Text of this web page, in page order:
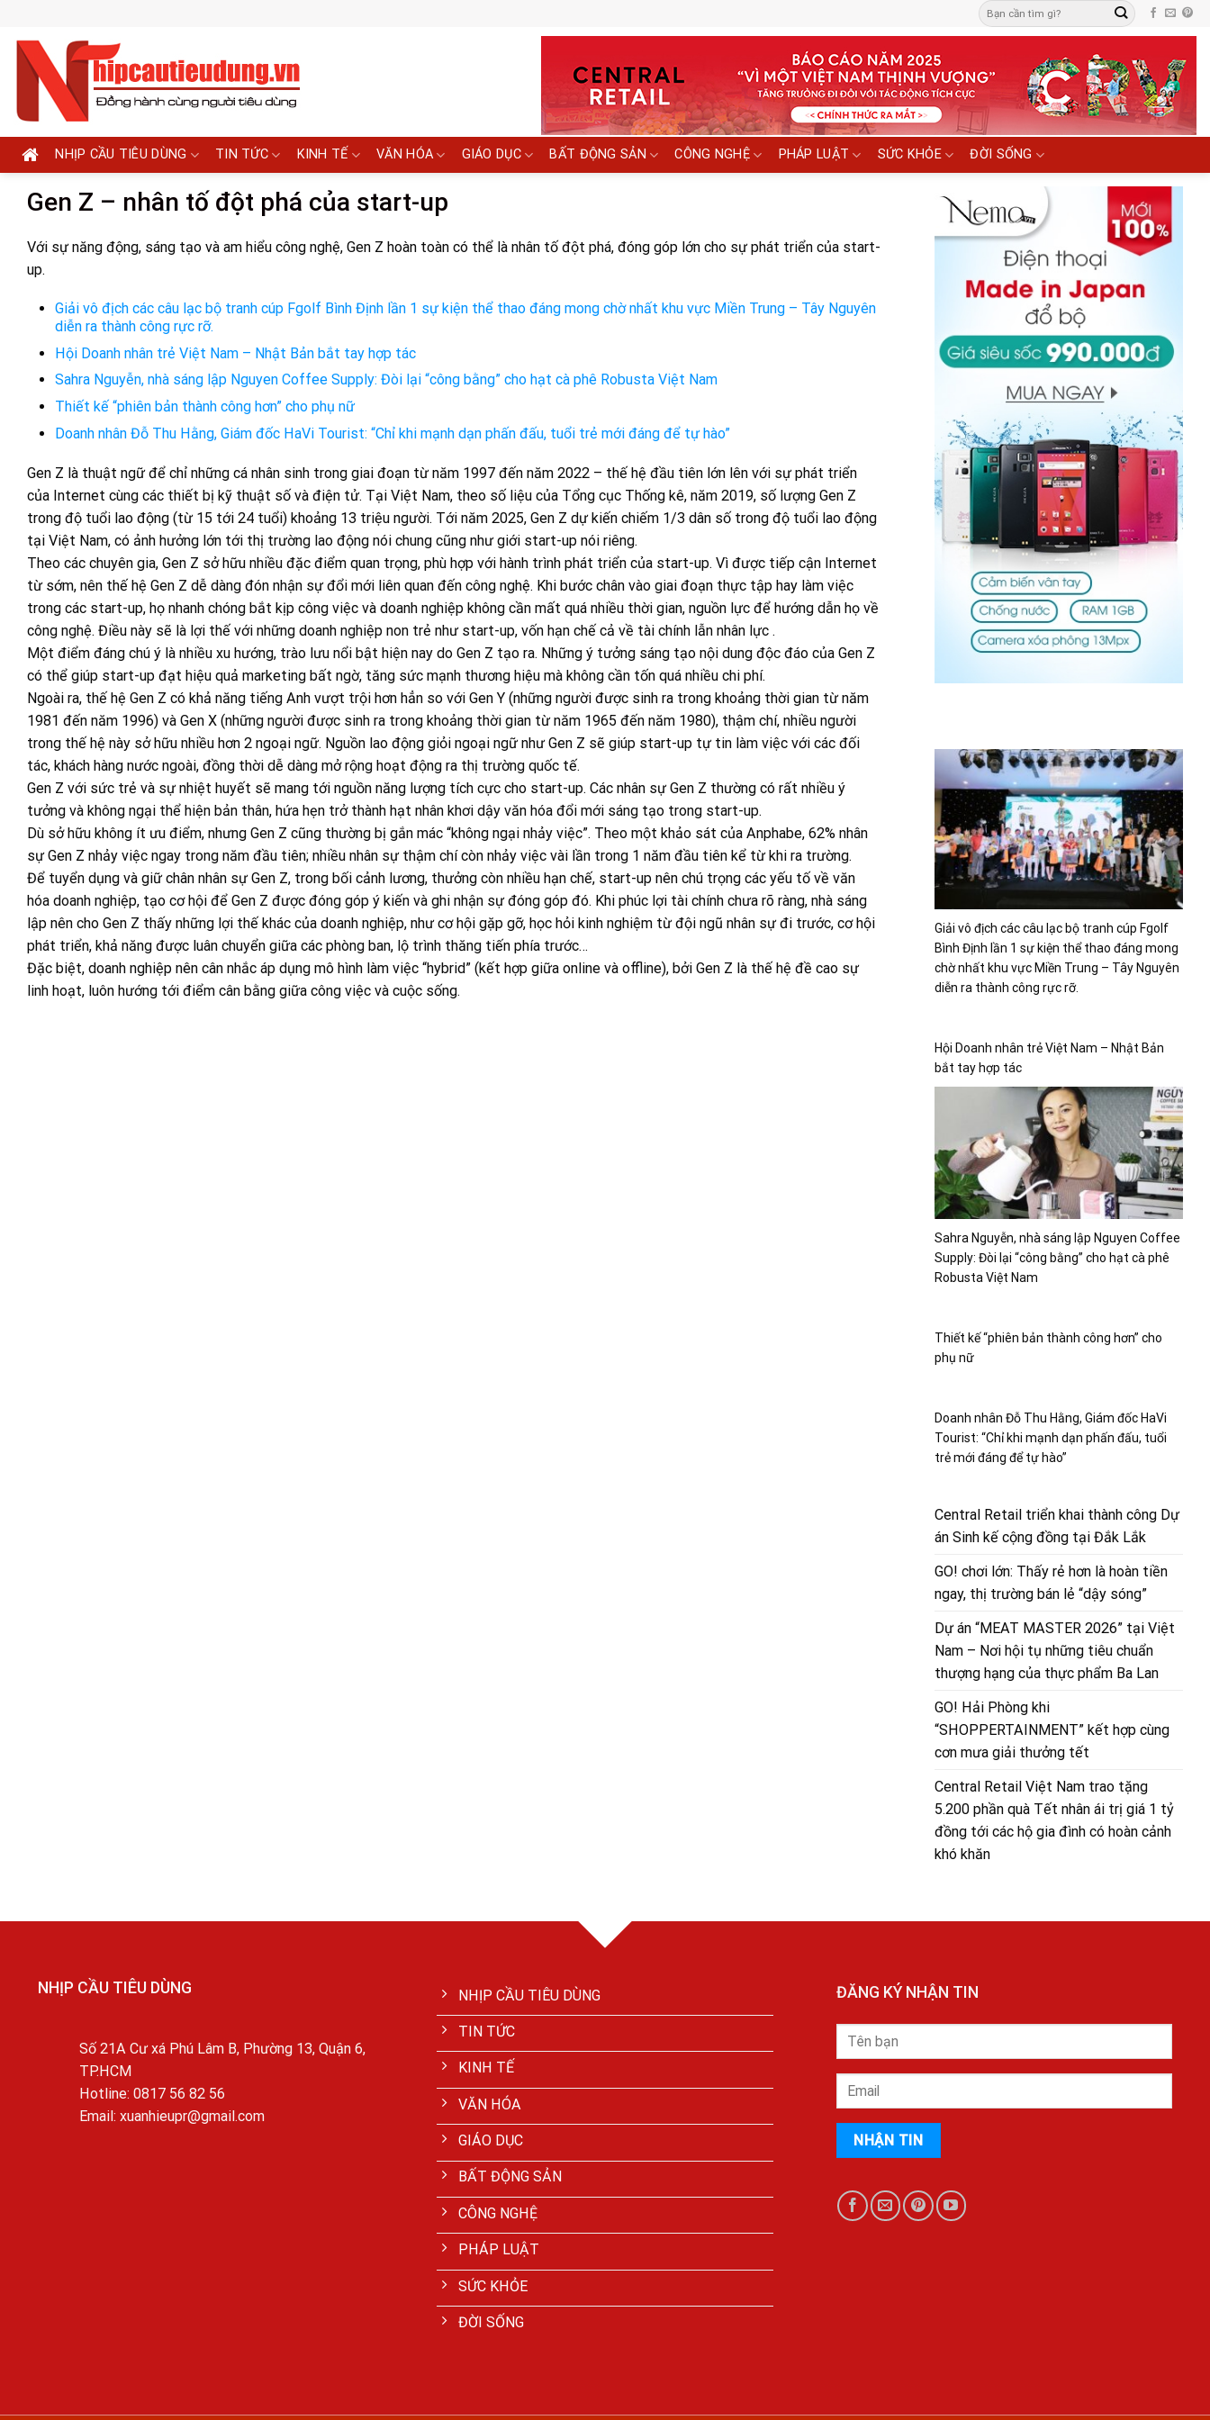
content
NHỊP CẦU TIÊU DÙNG TIN TỨC KINH TẾ VĂN HÓA GIÁO DỤC BẤT ĐỘNG SẢN CÔNG NGHỆ PHÁP LUẬT SỨC KHỎE ĐỜI SỐNG
Gen Z – nhân tố đột phá của start-up
Với sự năng động, sáng tạo và am hiểu công nghệ, Gen Z hoàn toàn có thể là nhân tố đột phá, đóng góp lớn cho sự phát triển của start-
up.
Giải vô địch các câu lạc bộ tranh cúp Fgolf Bình Định lần 1 sự kiện thể thao đáng mong chờ nhất khu vực Miền Trung – Tây Nguyên
diễn ra thành công rực rỡ.
Hội Doanh nhân trẻ Việt Nam – Nhật Bản bắt tay hợp tác
Sahra Nguyễn, nhà sáng lập Nguyen Coffee Supply: Đòi lại “công bằng” cho hạt cà phê Robusta Việt Nam
Thiết kế “phiên bản thành công hơn” cho phụ nữ
Doanh nhân Đỗ Thu Hằng, Giám đốc HaVi Tourist: “Chỉ khi mạnh dạn phấn đấu, tuổi trẻ mới đáng để tự hào”
Gen Z là thuật ngữ để chỉ những cá nhân sinh trong giai đoạn từ năm 1997 đến năm 2022 – thế hệ đầu tiên lớn lên với sự phát triển
của Internet cùng các thiết bị kỹ thuật số và điện tử. Tại Việt Nam, theo số liệu của Tổng cục Thống kê, năm 2019, số lượng Gen Z
trong độ tuổi lao động (từ 15 tới 24 tuổi) khoảng 13 triệu người. Tới năm 2025, Gen Z dự kiến chiếm 1/3 dân số trong độ tuổi lao động
tại Việt Nam, có ảnh hưởng lớn tới thị trường lao động nói chung cũng như giới start-up nói riêng.
Theo các chuyên gia, Gen Z sở hữu nhiều đặc điểm quan trọng, phù hợp với hành trình phát triển của start-up. Vì được tiếp cận Internet
từ sớm, nên thế hệ Gen Z dễ dàng đón nhận sự đổi mới liên quan đến công nghệ. Khi bước chân vào giai đoạn thực tập hay làm việc
trong các start-up, họ nhanh chóng bắt kịp công việc và doanh nghiệp không cần mất quá nhiều thời gian, nguồn lực để hướng dẫn họ về
công nghệ. Điều này sẽ là lợi thế với những doanh nghiệp non trẻ như start-up, vốn hạn chế cả về tài chính lẫn nhân lực .
Một điểm đáng chú ý là nhiều xu hướng, trào lưu nổi bật hiện nay do Gen Z tạo ra. Những ý tưởng sáng tạo nội dung độc đáo của Gen Z
có thể giúp start-up đạt hiệu quả marketing bất ngờ, tăng sức mạnh thương hiệu mà không cần tốn quá nhiều chi phí.
Ngoài ra, thế hệ Gen Z có khả năng tiếng Anh vượt trội hơn hẳn so với Gen Y (những người được sinh ra trong khoảng thời gian từ năm
1981 đến năm 1996) và Gen X (những người được sinh ra trong khoảng thời gian từ năm 1965 đến năm 1980), thậm chí, nhiều người
trong thế hệ này sở hữu nhiều hơn 2 ngoại ngữ. Nguồn lao động giỏi ngoại ngữ như Gen Z sẽ giúp start-up tự tin làm việc với các đối
tác, khách hàng nước ngoài, đồng thời dễ dàng mở rộng hoạt động ra thị trường quốc tế.
Gen Z với sức trẻ và sự nhiệt huyết sẽ mang tới nguồn năng lượng tích cực cho start-up. Các nhân sự Gen Z thường có rất nhiều ý
tưởng và không ngại thể hiện bản thân, hứa hẹn trở thành hạt nhân khơi dậy văn hóa đổi mới sáng tạo trong start-up.
Dù sở hữu không ít ưu điểm, nhưng Gen Z cũng thường bị gắn mác “không ngại nhảy việc”. Theo một khảo sát của Anphabe, 62% nhân
sự Gen Z nhảy việc ngay trong năm đầu tiên; nhiều nhân sự thậm chí còn nhảy việc vài lần trong 1 năm đầu tiên kể từ khi ra trường.
Để tuyển dụng và giữ chân nhân sự Gen Z, trong bối cảnh lương, thưởng còn nhiều hạn chế, start-up nên chú trọng các yếu tố về văn
hóa doanh nghiệp, tạo cơ hội để Gen Z được đóng góp ý kiến và ghi nhận sự đóng góp đó. Khi phúc lợi tài chính chưa rõ ràng, nhà sáng
lập nên cho Gen Z thấy những lợi thế khác của doanh nghiệp, như cơ hội gặp gỡ, học hỏi kinh nghiệm từ đội ngũ nhân sự đi trước, cơ hội
phát triển, khả năng được luân chuyển giữa các phòng ban, lộ trình thăng tiến phía trước…
Đặc biệt, doanh nghiệp nên cân nhắc áp dụng mô hình làm việc “hybrid” (kết hợp giữa online và offline), bởi Gen Z là thế hệ đề cao sự
linh hoạt, luôn hướng tới điểm cân bằng giữa công việc và cuộc sống.
Giải vô địch các câu lạc bộ tranh cúp Fgolf
Bình Định lần 1 sự kiện thể thao đáng mong
chờ nhất khu vực Miền Trung – Tây Nguyên
diễn ra thành công rực rỡ.
Hội Doanh nhân trẻ Việt Nam – Nhật Bản
bắt tay hợp tác
Sahra Nguyễn, nhà sáng lập Nguyen Coffee
Supply: Đòi lại “công bằng” cho hạt cà phê
Robusta Việt Nam
Thiết kế “phiên bản thành công hơn” cho
phụ nữ
Doanh nhân Đỗ Thu Hằng, Giám đốc HaVi
Tourist: “Chỉ khi mạnh dạn phấn đấu, tuổi
trẻ mới đáng để tự hào”
Central Retail triển khai thành công Dự
án Sinh kế cộng đồng tại Đắk Lắk
GO! chơi lớn: Thấy rẻ hơn là hoàn tiền
ngay, thị trường bán lẻ “dậy sóng”
Dự án “MEAT MASTER 2026” tại Việt
Nam – Nơi hội tụ những tiêu chuẩn
thượng hạng của thực phẩm Ba Lan
GO! Hải Phòng khi
“SHOPPERTAINMENT” kết hợp cùng
cơn mưa giải thưởng tết
Central Retail Việt Nam trao tặng
5.200 phần quà Tết nhân ái trị giá 1 tỷ
đồng tới các hộ gia đình có hoàn cảnh
khó khăn
NHỊP CẦU TIÊU DÙNG
Số 21A Cư xá Phú Lâm B, Phường 13, Quận 6,
TP.HCM
Hotline: 0817 56 82 56
Email: xuanhieupr@gmail.com
NHỊP CẦU TIÊU DÙNG
TIN TỨC
KINH TẾ
VĂN HÓA
GIÁO DỤC
BẤT ĐỘNG SẢN
CÔNG NGHỆ
PHÁP LUẬT
SỨC KHỎE
ĐỜI SỐNG
ĐĂNG KÝ NHẬN TIN